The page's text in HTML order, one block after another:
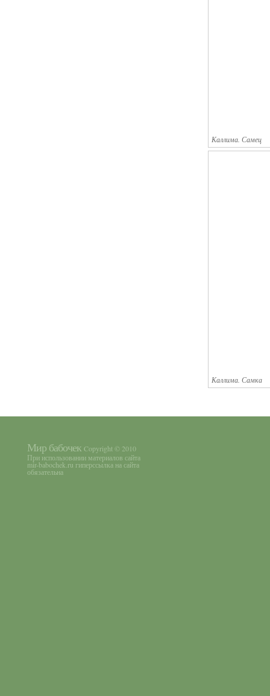
Каллима. Самец
Каллима. Самка
Мир бабочек Copyright © 2010
При использовании материалов сайта
mir-babochek.ru гиперссылка на сайта
обязательна